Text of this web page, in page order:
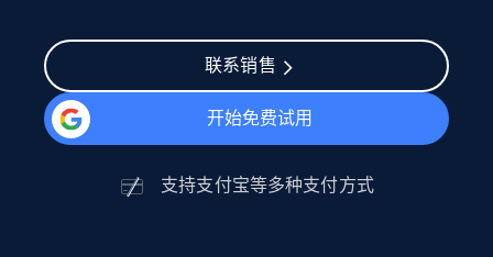
联系销售
开始免费试用
支持支付宝等多种支付方式